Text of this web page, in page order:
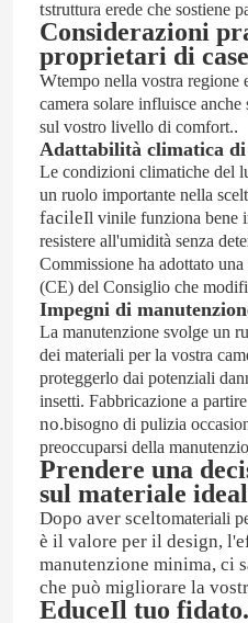
vetro in alluminio
Sala solare in alluminio
parete divisoria
tstruttura erede che sostiene
Considerazioni
proprietari di case
Wtempo nella vostra regione
camera solare influisce
sul vostro livello di comfort..
Adattabilità climatica di
Le condizioni climatiche del
un ruolo importante nella
facileIl vinile funziona bene
resistere all'umidità senza
Commissione ha adottato
(CE) del Consiglio che
Impegni di
La manutenzione svolge un
dei materiali per la vostra
proteggerlo dai potenziali
insetti. Fabbricazione a
no.bisogno di pulizia
preoccuparsi della
Prendere una
sul materiale
Dopo aver sceltomateriali
è il valore per il design,
manutenzione minima, ci
che può migliorare la
EduceIl tuo fidato.